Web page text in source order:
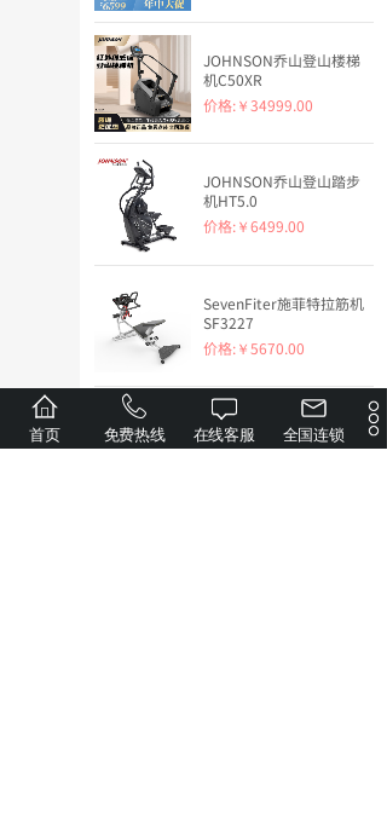
JOHNSON乔山登山楼梯
机C50XR
价格:￥34999.00
JOHNSON乔山登山踏步
机HT5.0
价格:￥6499.00
SevenFiter施菲特拉筋机
SF3227
价格:￥5670.00
RIDO力动力量训练套件
TD30+TD35+TD20+RD300
首页 免费热线 在线客服 全国连锁